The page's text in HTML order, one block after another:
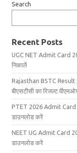
Search
Recent Posts
UGC NET Admit Card
निकालें
Rajasthan BSTC Result
बीएसटीसी का रिजल्ट
PTET 2026 Admit Card
डाउनलोड करें
NEET UG Admit Card
डाउनलोड करें